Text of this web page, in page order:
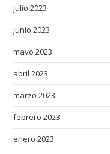
julio 2023
junio 2023
mayo 2023
abril 2023
marzo 2023
febrero 2023
enero 2023